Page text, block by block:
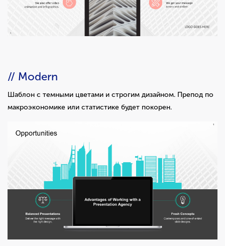
// Modern
Шаблон с темными цветами и строгим дизайном. Препод по
макроэкономике или статистике будет покорен.